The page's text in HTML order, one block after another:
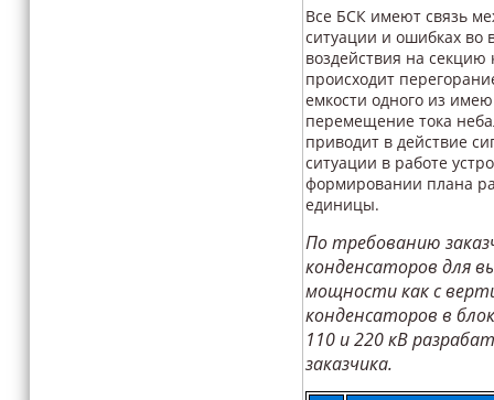
Все БСК имеют связь
ситуации и ошибках во
воздействия на
происходит
емкости одного из
перемещение тока
приводит в действие
ситуации в работе
формировании плана
единицы.
По требованию
конденсаторов для
мощности как с
конденсаторов в
110 и 220 кВ
заказчика.